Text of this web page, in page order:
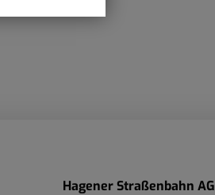
Hagener Straßenbahn AG